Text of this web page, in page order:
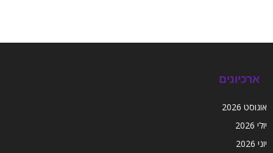
ארכיונים
אוגוסט 2026
יולי 2026
יוני 2026